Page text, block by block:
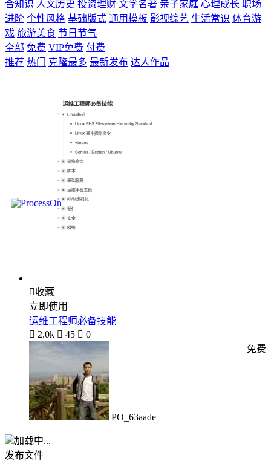
合知识 人文历史 投资理财 文学名著 亲子家庭 心理成长 职场
进阶 个性风格 基础版式 通用模板 影视综艺 生活常识 体育游
戏 旅游美食 节日节气
全部 免费 VIP免费 付费
推荐 热门 克隆最多 最新发布 达人作品
收藏
立即使用
运维工程师必备技能
 2.0k  45  0
PO_63aade
免费
加载中...
发布文件